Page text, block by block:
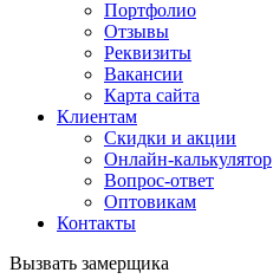
Портфолио
Отзывы
Реквизиты
Вакансии
Карта сайта
Клиентам
Скидки и акции
Онлайн-калькулятор
Вопрос-ответ
Оптовикам
Контакты
Вызвать замерщика